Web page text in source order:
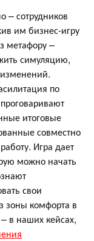
– сотрудников
им бизнес-игру
метафору –
симуляцию,
по
итоговые
совместно
Игра дает
можно начать
свои
зоны комфорта в
в наших кейсах,